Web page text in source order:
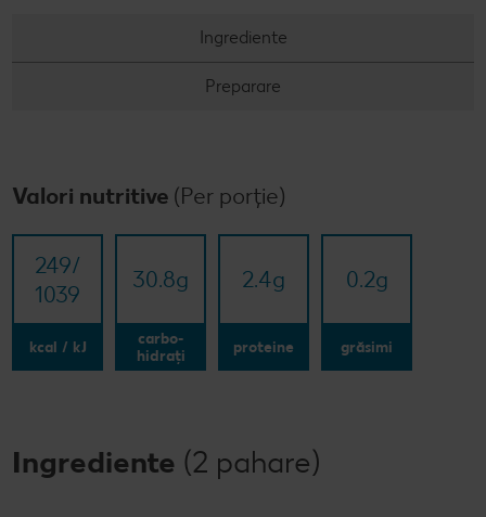
Ingrediente
Preparare
Valori nutritive (Per porție)
249/​
1039
kcal / kJ
30.8g
carbo-
hidrați
2.4g
proteine
0.2g
grăsimi
Ingrediente (2 pahare)